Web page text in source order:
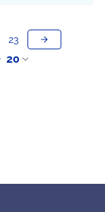
20
23